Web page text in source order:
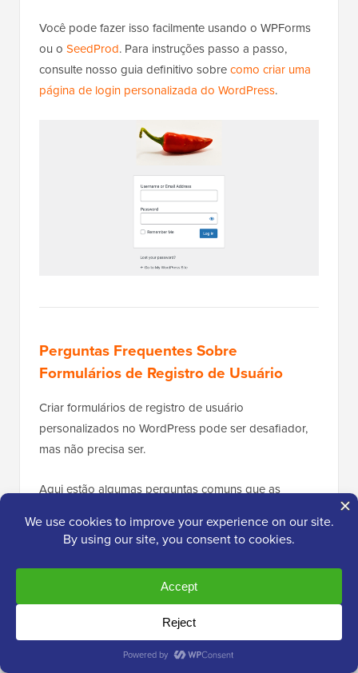
Você pode fazer isso facilmente usando o WPForms
ou o SeedProd. Para instruções passo a passo,
consulte nosso guia definitivo sobrecomo criar uma
página de login personalizada do WordPress.
Perguntas Frequentes Sobre
Formulários de Registro de Usuário
Criar formulários de registro de usuário
personalizados no WordPress pode ser desafiador,
mas não precisa ser.
Aqui estão algumas perguntas comuns que as
desses formulários, juntamente com respostas diretas
para ajudar a guiá-lo.
1. Qual é o melhor plugin gratuito para criar
oferece uma versão gratuita que é